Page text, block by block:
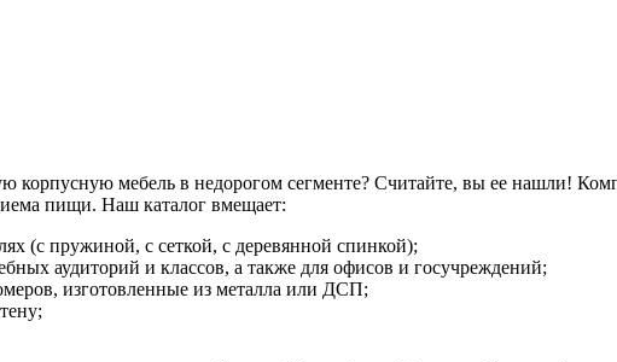
мебель в недорогом сегменте? Считайте, вы ее нашли!
пищи. Наш каталог вмещает:
(с пружиной, с сеткой, с деревянной спинкой);
аудиторий и классов, а также для офисов и госучреждений;
изготовленные из металла или ДСП;